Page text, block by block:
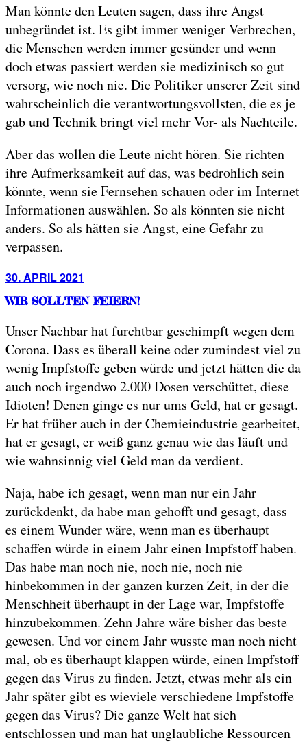
Man könnte den Leuten sagen, dass ihre Angst
unbegründet ist. Es gibt immer weniger Verbrechen,
die Menschen werden immer gesünder und wenn
doch etwas passiert werden sie medizinisch so gut
versorg, wie noch nie. Die Politiker unserer Zeit sind
wahrscheinlich die verantwortungsvollsten, die es je
gab und Technik bringt viel mehr Vor- als Nachteile.
Aber das wollen die Leute nicht hören. Sie richten
ihre Aufmerksamkeit auf das, was bedrohlich sein
könnte, wenn sie Fernsehen schauen oder im Internet
Informationen auswählen. So als könnten sie nicht
anders. So als hätten sie Angst, eine Gefahr zu
verpassen.
Posted
30. APRIL 2021
WIR SOLLTEN FEIERN!
Unser Nachbar hat furchtbar geschimpft wegen dem
Corona. Dass es überall keine oder zumindest viel zu
wenig Impfstoffe geben würde und jetzt hätten die da
auch noch irgendwo 2.000 Dosen verschüttet, diese
Idioten! Denen ginge es nur ums Geld, hat er gesagt.
Er hat früher auch in der Chemieindustrie gearbeitet,
hat er gesagt, er weiß ganz genau wie das läuft und
wie wahnsinnig viel Geld man da verdient.
Naja, habe ich gesagt, wenn man nur ein Jahr
zurückdenkt, da habe man gehofft und gesagt, dass
es einem Wunder wäre, wenn man es überhaupt
schaffen würde in einem Jahr einen Impfstoff haben.
Das habe man noch nie, noch nie, noch nie
hinbekommen in der ganzen kurzen Zeit, in der die
Menschheit überhaupt in der Lage war, Impfstoffe
hinzubekommen. Zehn Jahre wäre bisher das beste
gewesen. Und vor einem Jahr wusste man noch nicht
mal, ob es überhaupt klappen würde, einen Impfstoff
gegen das Virus zu finden. Jetzt, etwas mehr als ein
Jahr später gibt es wieviele verschiedene Impfstoffe
gegen das Virus? Die ganze Welt hat sich
entschlossen und man hat unglaubliche Ressourcen